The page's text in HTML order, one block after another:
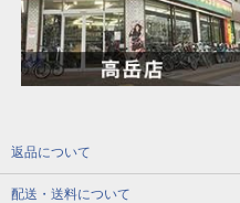
返品について
配送・送料について